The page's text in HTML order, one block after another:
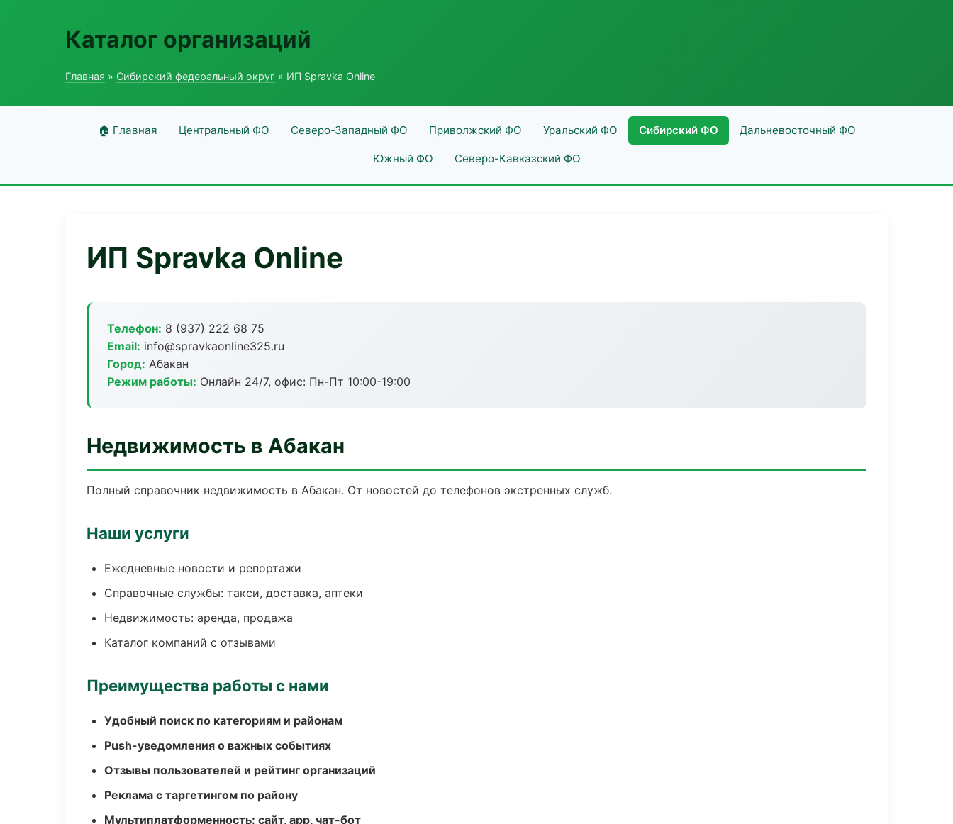
Каталог организаций
Главная » Сибирский федеральный округ » ИП Spravka Online
🏠 Главная Центральный ФО Северо-Западный ФО Приволжский ФО Уральский ФО Сибирский ФО Дальневосточный ФО
Южный ФО Северо-Кавказский ФО
ИП Spravka Online
Телефон: 8 (937) 222 68 75
Email: info@spravkaonline325.ru
Город: Абакан
Режим работы: Онлайн 24/7, офис: Пн-Пт 10:00-19:00
Недвижимость в Абакан
Полный справочник недвижимость в Абакан. От новостей до телефонов экстренных служб.
Наши услуги
Ежедневные новости и репортажи
Справочные службы: такси, доставка, аптеки
Недвижимость: аренда, продажа
Каталог компаний с отзывами
Преимущества работы с нами
Удобный поиск по категориям и районам
Push-уведомления о важных событиях
Отзывы пользователей и рейтинг организаций
Реклама с таргетингом по району
Мультиплатформенность: сайт, app, чат-бот